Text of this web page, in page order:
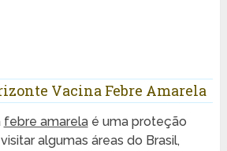
Vacina Febre Amarela
febre amarelaé uma proteção
algumas áreas do Brasil,